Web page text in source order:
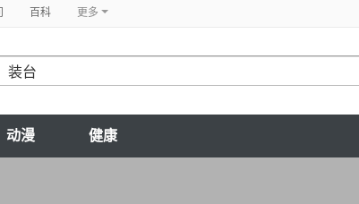
百科 更多
动漫 健康